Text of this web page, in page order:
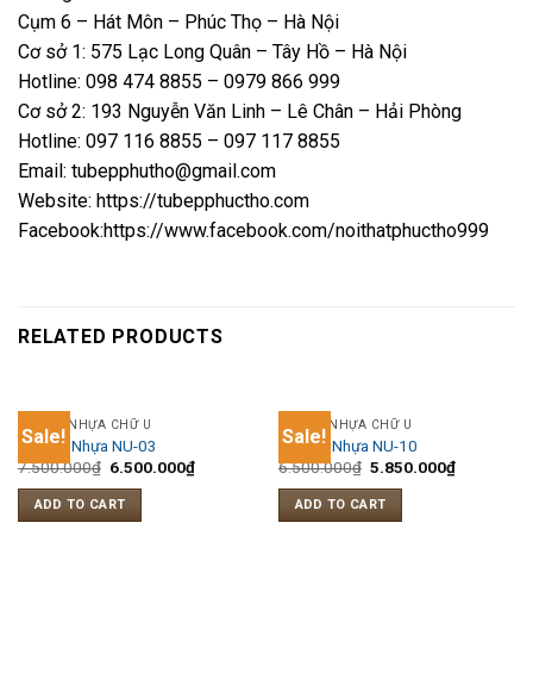
Cụm 6 – Hát Môn – Phúc Thọ – Hà Nội
Cơ sở 1: 575 Lạc Long Quân – Tây Hồ – Hà Nội
Hotline: 098 474 8855 – 0979 866 999
Cơ sở 2: 193 Nguyễn Văn Linh – Lê Chân – Hải Phòng
Hotline: 097 116 8855 – 097 117 8855
Email: tubepphutho@gmail.com
Website: https://tubepphuctho.com
Facebook:https://www.facebook.com/noithatphuctho999
RELATED PRODUCTS
Sale!
TỦ BẾP NHỰA CHỮ U
Tủ bếp Nhựa NU-03
7.500.000₫ 6.500.000₫
ADD TO CART
Sale!
TỦ BẾP NHỰA CHỮ U
Tủ bếp Nhựa NU-10
6.500.000₫ 5.850.000₫
ADD TO CART